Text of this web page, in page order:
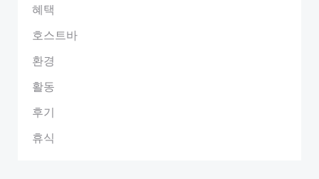
혜택
호스트바
환경
활동
후기
휴식